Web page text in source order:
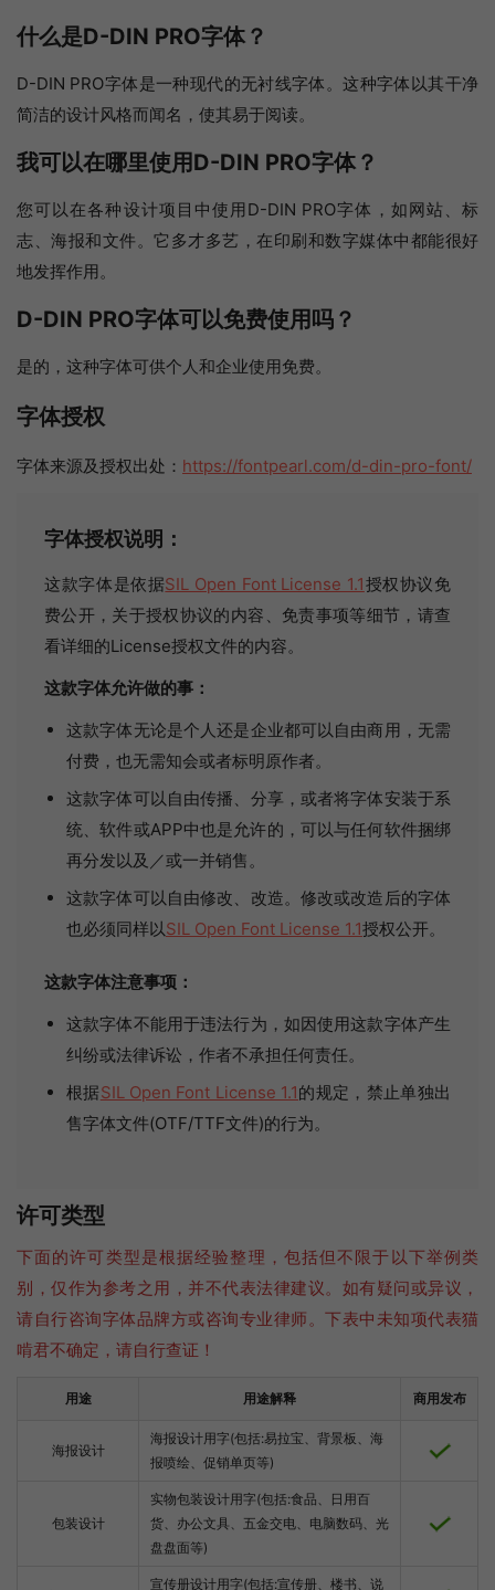
什么是D-DIN PRO字体？
D-DIN PRO字体是一种现代的无衬线字体。这种字体以其干净
简洁的设计风格而闻名，使其易于阅读。
我可以在哪里使用D-DIN PRO字体？
您可以在各种设计项目中使用D-DIN PRO字体，如网站、标
志、海报和文件。它多才多艺，在印刷和数字媒体中都能很好
地发挥作用。
D-DIN PRO字体可以免费使用吗？
是的，这种字体可供个人和企业使用免费。
字体授权
字体来源及授权出处： https://fontpearl.com/d-din-pro-font/
字体授权说明：
这款字体是依据SIL Open Font License 1.1授权协议免
费公开，关于授权协议的内容、免责事项等细节，请查
看详细的License授权文件的内容。
这款字体允许做的事：
这款字体无论是个人还是企业都可以自由商用，无需
付费，也无需知会或者标明原作者。
这款字体可以自由传播、分享，或者将字体安装于系
统、软件或APP中也是允许的，可以与任何软件捆绑
再分发以及／或一并销售。
这款字体可以自由修改、改造。修改或改造后的字体
也必须同样以SIL Open Font License 1.1授权公开。
这款字体注意事项：
这款字体不能用于违法行为，如因使用这款字体产生
纠纷或法律诉讼，作者不承担任何责任。
根据SIL Open Font License 1.1的规定，禁止单独出
售字体文件(OTF/TTF文件)的行为。
许可类型
下面的许可类型是根据经验整理，包括但不限于以下举例类
别，仅作为参考之用，并不代表法律建议。如有疑问或异议，
请自行咨询字体品牌方或咨询专业律师。下表中未知项代表猫
啃君不确定，请自行查证！
用途 用途解释 商用发布
海报设计
海报设计用字(包括:易拉宝、背景板、海
报喷绘、促销单页等)
包装设计
实物包装设计用字(包括:食品、日用百
货、办公文具、五金交电、电脑数码、光
盘盘面等)
宣传册设计用字(包括:宣传册、楼书、说